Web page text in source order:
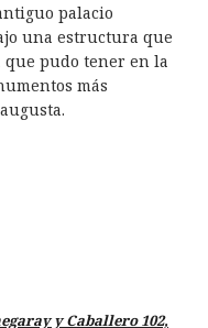
palacio
una estructura que
pudo tener en la
más